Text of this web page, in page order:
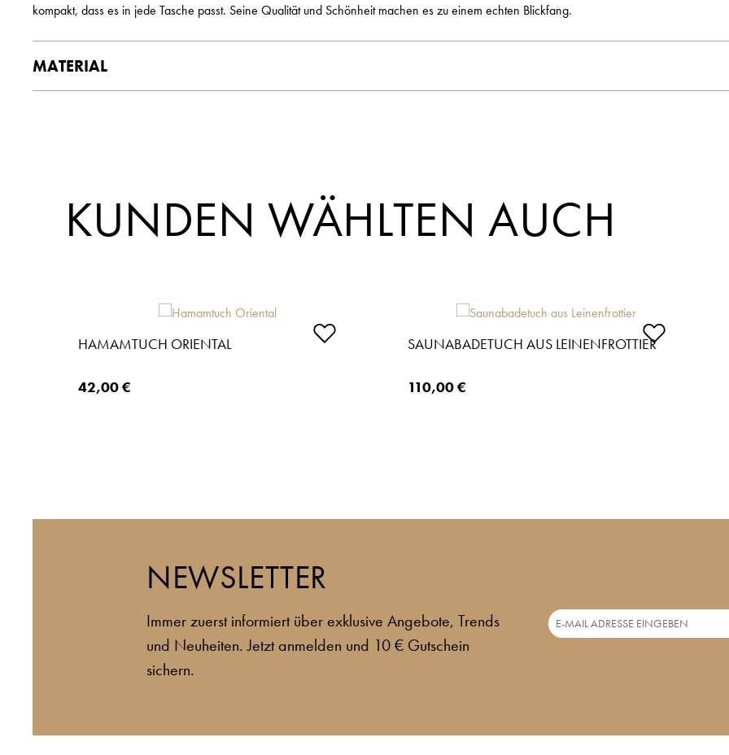
kompakt, dass es in jede Tasche passt. Seine Qualität und Schönheit machen es zu einem echten Blickfang.
MATERIAL
KUNDEN WÄHLTEN AUCH
HAMAMTUCH ORIENTAL
42,00 €
SAUNABADETUCH AUS LEINENFROTTIER
110,00 €
NEWSLETTER
Immer zuerst informiert über exklusive Angebote, Trends
und Neuheiten. Jetzt anmelden und 10 € Gutschein
sichern.